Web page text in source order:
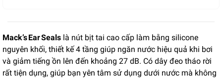
Mack’s Ear Seals là nút bịt tai cao cấp làm bằng silicone
nguyên khối, thiết kế 4 tầng giúp ngăn nước hiệu quả khi bơi
và giảm tiếng ồn lên đến khoảng 27 dB. Có dây đeo tháo rời
rất tiện dụng, giúp bạn yên tâm sử dụng dưới nước mà không